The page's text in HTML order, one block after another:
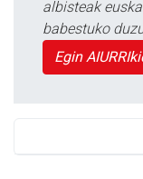
albisteak
babestuko
Egin